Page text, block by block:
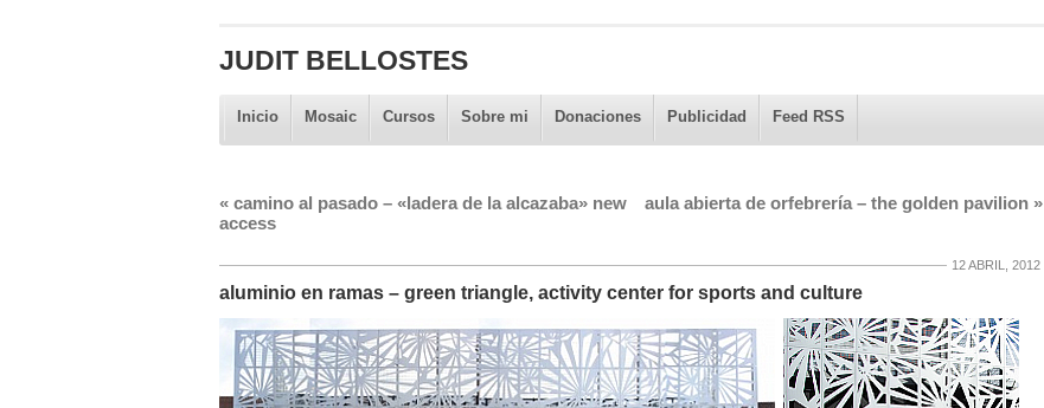
JUDIT BELLOSTES
Inicio Mosaic Cursos Sobre mi Donaciones Publicidad Feed RSS
«camino al pasado – «ladera de la alcazaba» new
access
aula abierta de orfebrería – the golden pavilion »
12 ABRIL, 2012
aluminio en ramas – green triangle, activity center for sports and culture